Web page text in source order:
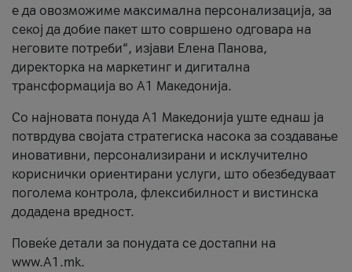
е да овозможиме максимална персонализација, за
секој да добие пакет што совршено одговара на
неговите потреби“, изјави Елена Панова,
директорка на маркетинг и дигитална
трансформација во А1 Македонија.
Со најновата понуда А1 Македонија уште еднаш ја
потврдува својата стратегиска насока за создавање
иновативни, персонализирани и исклучително
кориснички ориентирани услуги, што обезбедуваат
поголема контрола, флексибилност и вистинска
додадена вредност.
Повеќе детали за понудата се достапни на
www.А1.mk.